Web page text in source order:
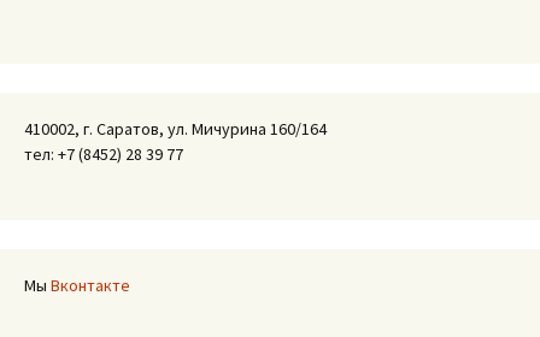
410002, г. Саратов, ул. Мичурина 160/164
тел: +7 (8452) 28 39 77
Мы Вконтакте